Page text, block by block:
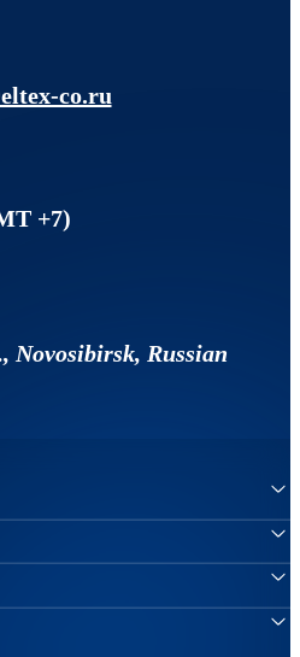
co.ru
+7)
Novosibirsk, Russian